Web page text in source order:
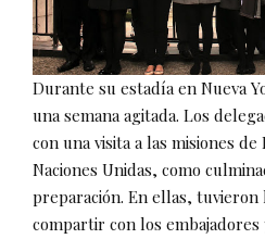
Durante su estadía en Nueva
una semana agitada. Los
con una visita a las misiones
Naciones Unidas, como
preparación. En ellas,
compartir con los